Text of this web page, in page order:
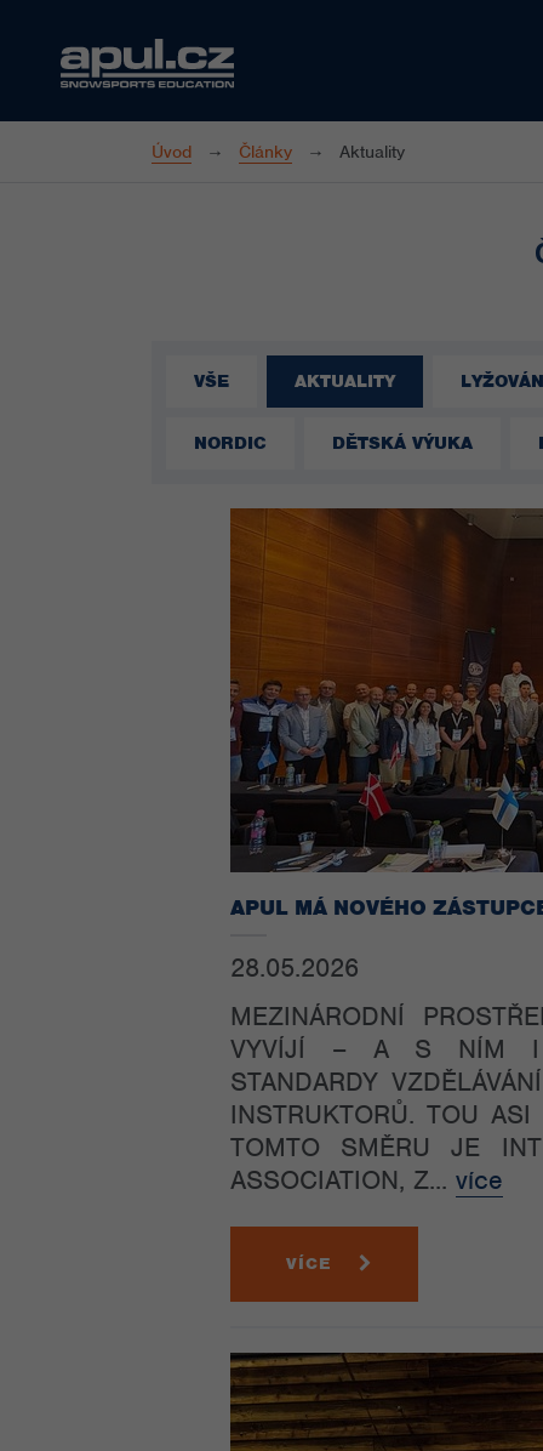
Úvod Články Aktuality
VŠE AKTUALITY
NORDIC DĚTSKÁ VÝUKA
APUL MÁ NOVÉHO
28.05.2026
MEZINÁRODNÍ
VYVÍJÍ – A S NÍM I
STANDARDY
INSTRUKTORŮ. TOU
TOMTO SMĚRU JE
ASSOCIATION, Z... více
VÍCE